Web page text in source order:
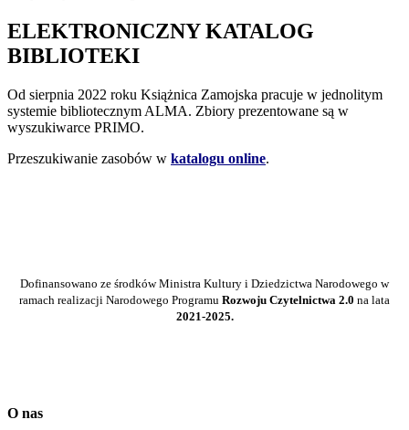
ELEKTRONICZNY KATALOG
BIBLIOTEKI
Od sierpnia 2022 roku Książnica Zamojska pracuje w jednolitym
systemie bibliotecznym ALMA. Zbiory prezentowane są w
wyszukiwarce PRIMO.
Przeszukiwanie zasobów w katalogu online.
Dofinansowano ze środków Ministra Kultury i Dziedzictwa Narodowego w
ramach realizacji Narodowego Programu Rozwoju Czytelnictwa 2.0 na lata
2021-2025.
O nas